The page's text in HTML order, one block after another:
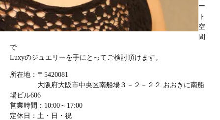
ー
ト
空
間
で
Luxyのジュエリーを手にとってご検討頂けます。
所在地：〒5420081
大阪府大阪市中央区南船場３－２－２２ おおきに南船
場ビル606
営業時間：10:00～17:00
定休日：土・日・祝